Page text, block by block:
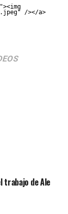
/></a>
trabajo de Ale